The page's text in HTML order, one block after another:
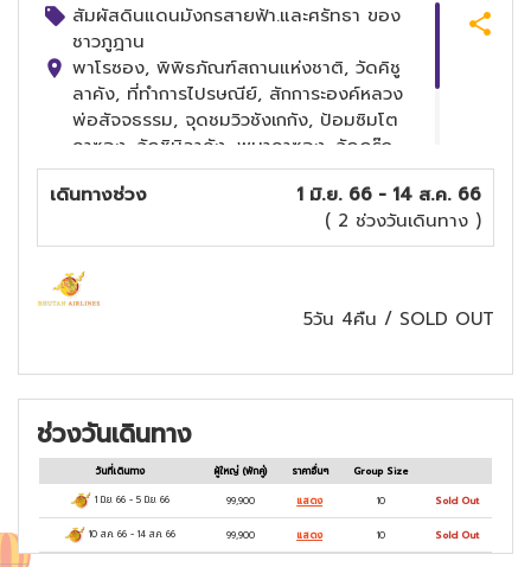
สัมผัสดินแดนมังกรสายฟ้า.และศรัทธา ของ
ชาวภูฎาน
พาโรซอง, พิพิธภัณฑ์สถานแห่งชาติ, วัดคิชู
ลาคัง, ที่ทำการไปรษณีย์, สักการะองค์หลวง
พ่อสัจจธรรม, จุดชมวิวชังเกกัง, ป้อมซิมโต
คาซอง, วัดชิมิลาคัง, พูนาคาซอง, วัดดรุ๊ก
วังเกล – โดชูลาพาส,อนุสรณ์สถานแห่งชาติ,
สวนสัตว์แห่งชาติของประเทศภูฏาน, ตาชิโช
ซอง, วัดทักซัง, ช้อปปิ้ง -- พาโรสตรีท
เดินทางช่วง
1 มิ.ย. 66 - 14 ส.ค. 66
( 2 ช่วงวันเดินทาง )
5วัน 4คืน / SOLD OUT
ช่วงวันเดินทาง
วันที่เดินทาง ผู้ใหญ่ (พักคู่) ราคาอื่นๆ Group Size
1 มิ.ย. 66- 5 มิ.ย. 66 99,900 แสดง 10 Sold Out
10 ส.ค. 66- 14 ส.ค. 66 99,900 แสดง 10 Sold Out